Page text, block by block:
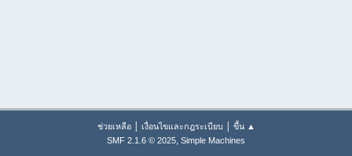
ช่วยเหลือ| เงื่อนไขและกฎระเบียบ | ขึ้น ▲
SMF 2.1.6 © 2025, Simple Machines